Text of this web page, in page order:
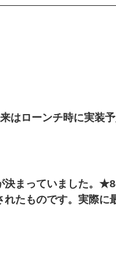
はローンチ時に実装
決まっていました。
たものです。実際に